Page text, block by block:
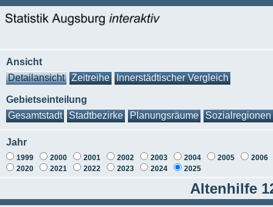
Ansicht
Detailansicht
Zeitreihe Innerstädtischer Vergleich
Gebietseinteilung
Gesamtstadt
Stadtbezirke Planungsräume Sozialregionen
Jahr
1999 2000 2001 2002 2003 2004 2005
2006
2020
2021 2022 2023 2024 2025
Altenhilfe